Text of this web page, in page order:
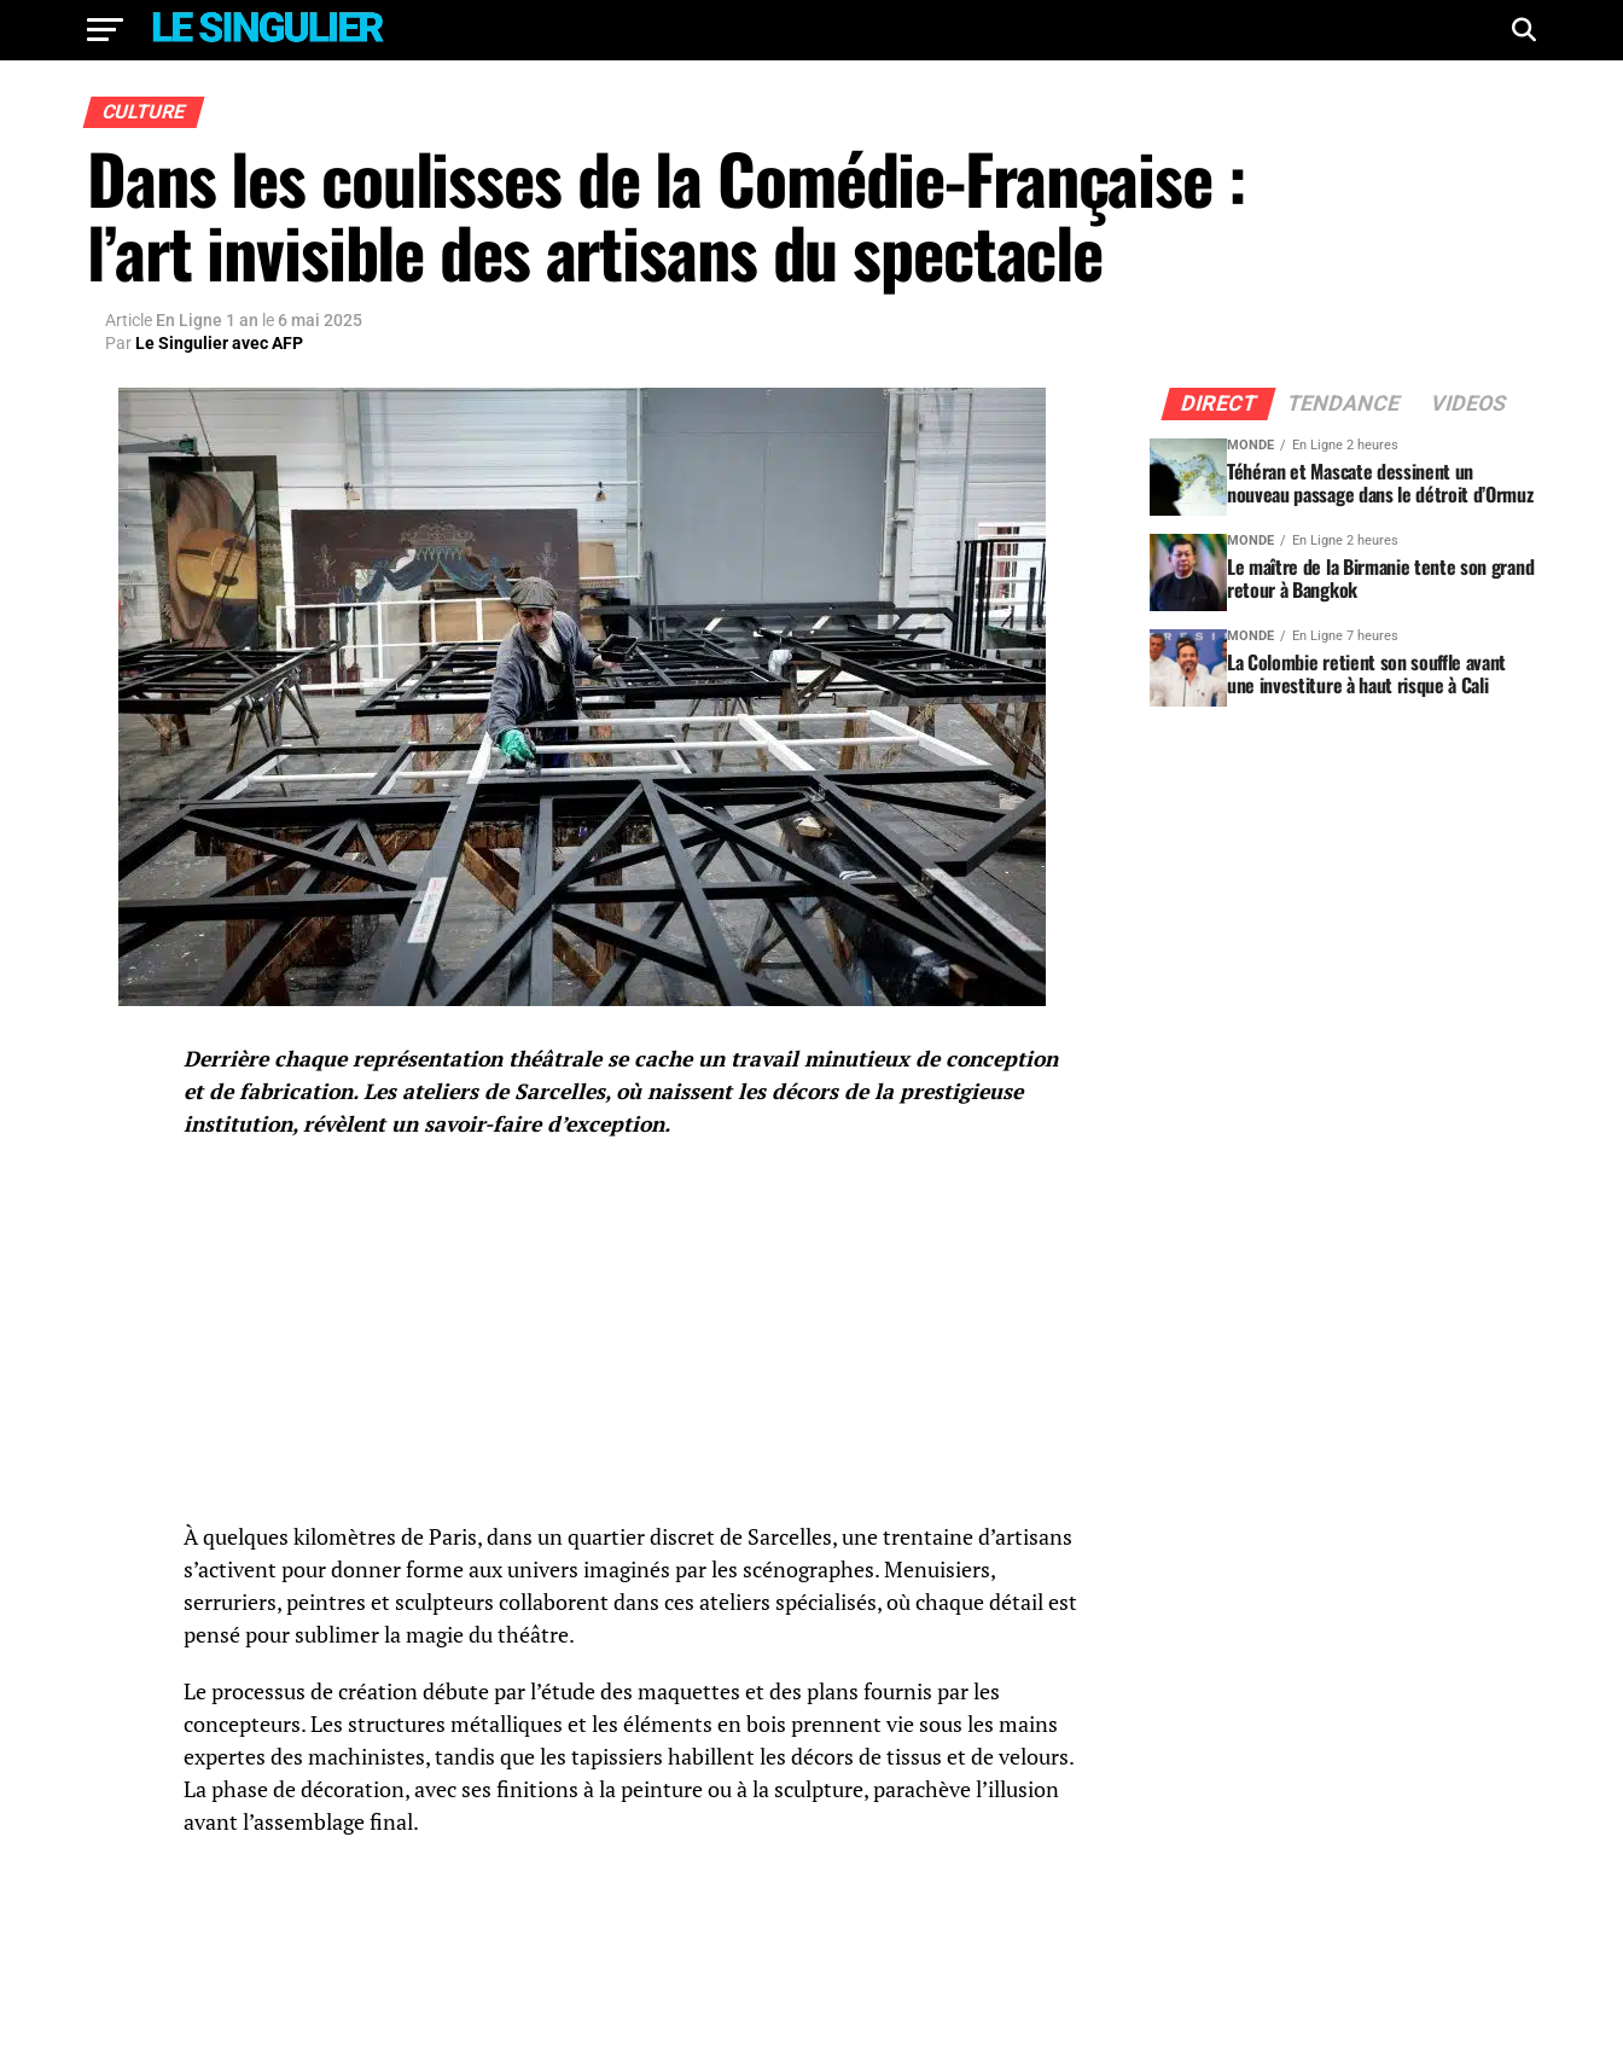
CULTURE
Dans les coulisses de la Comédie-Française :
l’art invisible des artisans du spectacle
Article En Ligne 1 an le 6 mai 2025
ParLe Singulier avec AFP
Derrière chaque représentation théâtrale se cache un travail minutieux de conception
et de fabrication. Les ateliers de Sarcelles, où naissent les décors de la prestigieuse
institution, révèlent un savoir-faire d’exception.
À quelques kilomètres de Paris, dans un quartier discret de Sarcelles, une trentaine d’artisans
s’activent pour donner forme aux univers imaginés par les scénographes. Menuisiers,
serruriers, peintres et sculpteurs collaborent dans ces ateliers spécialisés, où chaque détail est
pensé pour sublimer la magie du théâtre.
Le processus de création débute par l’étude des maquettes et des plans fournis par les
concepteurs. Les structures métalliques et les éléments en bois prennent vie sous les mains
expertes des machinistes, tandis que les tapissiers habillent les décors de tissus et de velours.
La phase de décoration, avec ses finitions à la peinture ou à la sculpture, parachève l’illusion
avant l’assemblage final.
DIRECT TENDANCE VIDEOS
MONDE En Ligne 2 heures
Téhéran et Mascate dessinent un
nouveau passage dans le détroit d’Ormuz
MONDE En Ligne 2 heures
Le maître de la Birmanie tente son grand
retour à Bangkok
MONDE En Ligne 7 heures
La Colombie retient son souffle avant
une investiture à haut risque à Cali